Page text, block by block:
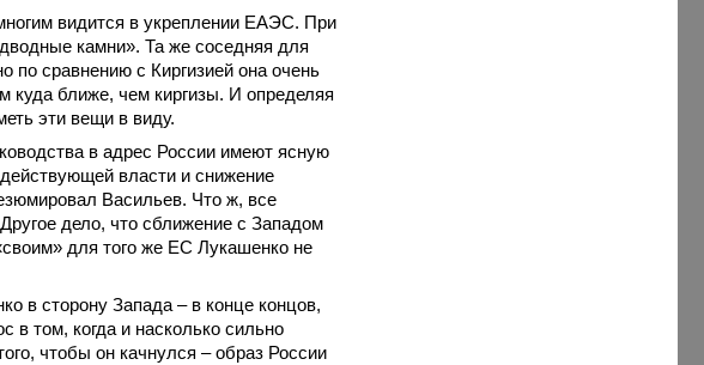
видится в укреплении ЕАЭС. При
камни». Та же соседняя для
по сравнению с Киргизией она очень
куда ближе, чем киргизы. И определяя
эти вещи в виду.
в адрес России имеют ясную
власти и снижение
Васильев. Что ж, все
дело, что сближение с Западом
для того же ЕС Лукашенко не
в сторону Запада – в конце концов,
в том, когда и насколько сильно
чтобы он качнулся – образ России